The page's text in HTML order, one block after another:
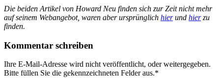
Die beiden Artikel von Howard Neu finden sich zur Zeit nicht mehr
auf seinem Webangebot, waren aber ursprünglich hierund hierzu
finden.
Kommentar schreiben
Ihre E-Mail-Adresse wird nicht veröffentlicht, oder weitergegeben.
Bitte füllen Sie die gekennzeichneten Felder aus.*